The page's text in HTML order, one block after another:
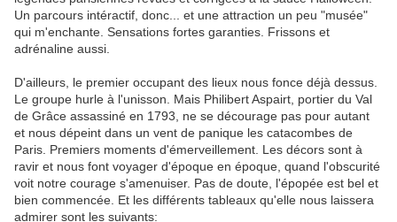
Un parcours intéractif, donc... et une attraction un peu "musée"
qui m'enchante. Sensations fortes garanties. Frissons et
adrénaline aussi.
D'ailleurs, le premier occupant des lieux nous fonce déjà dessus.
Le groupe hurle à l'unisson. Mais Philibert Aspairt, portier du Val
de Grâce assassiné en 1793, ne se décourage pas pour autant
et nous dépeint dans un vent de panique les catacombes de
Paris. Premiers moments d'émerveillement. Les décors sont à
ravir et nous font voyager d'époque en époque, quand l'obscurité
voit notre courage s'amenuiser. Pas de doute, l'épopée est bel et
bien commencée. Et les différents tableaux qu'elle nous laissera
admirer sont les suivants: